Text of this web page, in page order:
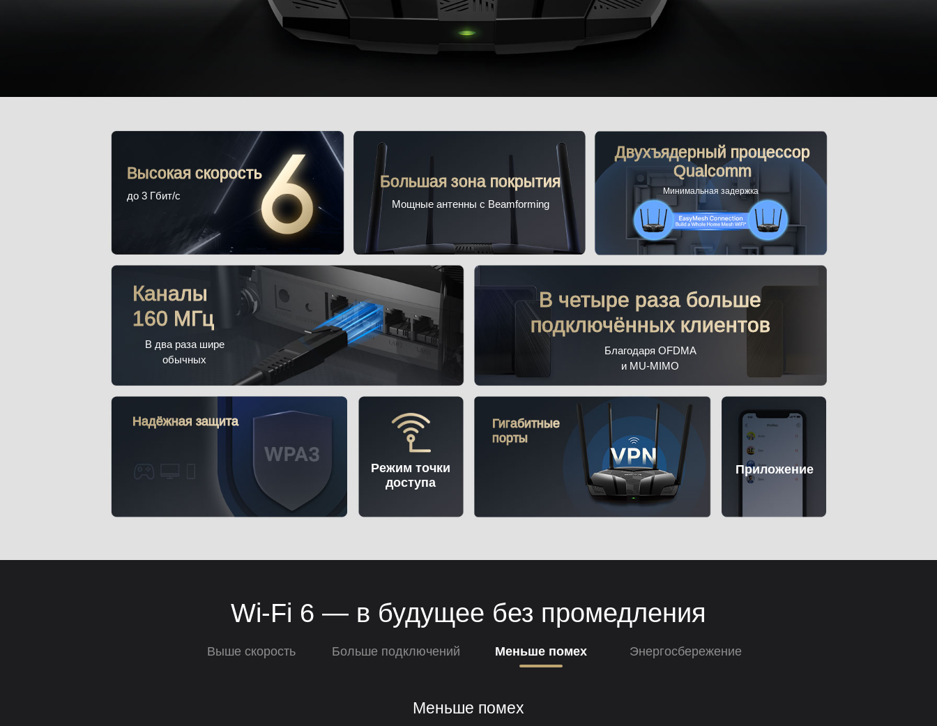
Высокая скорость
до 3 Гбит/с
Большая зона покрытия
Мощные антенны с Beamforming
Двухъядерный процессор
Qualcomm
Минимальная задержка
Каналы
160 МГц
В два раза шире
обычных
В четыре раза больше
подключённых клиентов
Благодаря OFDMA
и MU‑MIMO
Надёжная защита
Режим точки
доступа
Гигабитные
порты
Приложение
Wi-Fi 6 — в будущее без промедления
Выше скорость Больше подключений Меньше помех Энергосбережение
Меньше помех